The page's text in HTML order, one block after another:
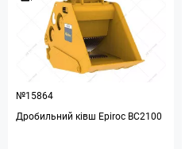
№15864
Дробильний ківш Epiroc BC2100